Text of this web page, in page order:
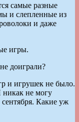
самые разные
и слепленные из
и даже
игры.
доиграли?
и игрушек не было.
никак не могу
Какие уж